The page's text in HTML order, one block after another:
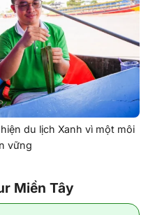
du lịch Xanh vì một môi
vững
Miền Tây